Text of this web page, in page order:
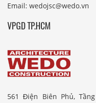
Email: wedojsc@wedo.vn
VPGD TP.HCM
561 Điện Biên Phủ,